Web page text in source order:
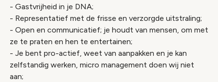
- Gastvrijheid in je DNA;
- Representatief met de frisse en verzorgde uitstraling;
- Open en communicatief; je houdt van mensen, om met
ze te praten en hen te entertainen;
- Je bent pro-actief, weet van aanpakken en je kan
zelfstandig werken, micro management doen wij niet
aan;